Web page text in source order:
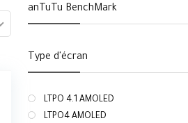
anTuTu BenchMark
Type d'écran
LTPO 4.1 AMOLED
LTPO4 AMOLED